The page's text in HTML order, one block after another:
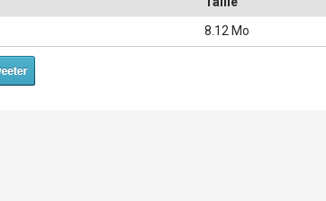
8.12 Mo